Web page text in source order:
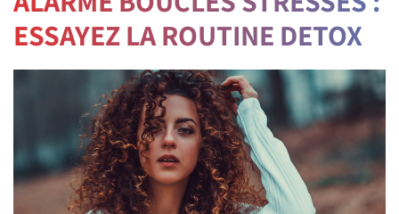
ESSAYEZ LA ROUTINE DETOX